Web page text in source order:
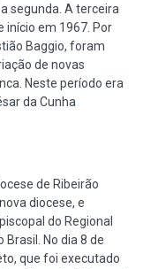
segunda. A terceira
início em 1967. Por
Baggio, foram
de novas
Neste período era
da Cunha
de Ribeirão
diocese, e
do Regional
Brasil. No dia 8 de
que foi executado